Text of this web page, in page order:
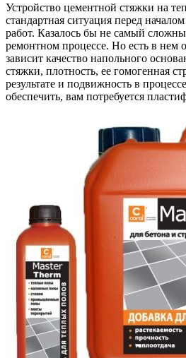
Устройство цементной стяжки на
стандартная ситуация перед
работ. Казалось бы не самый
ремонтном процессе. Но есть в нем
зависит качество напольного
стяжки, плотность, ее гомогенная
результате и подвижность в
обеспечить, вам потребуется